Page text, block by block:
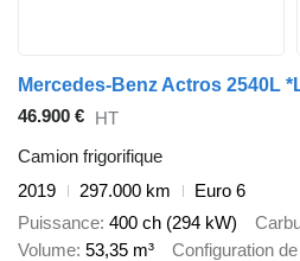
Mercedes-Benz Actros 2540L
46.900 € HT
Camion frigorifique
2019
297.000 km
Euro 6
Puissance 400 ch (294 kW)
Volume 53,35 m³ Configuration